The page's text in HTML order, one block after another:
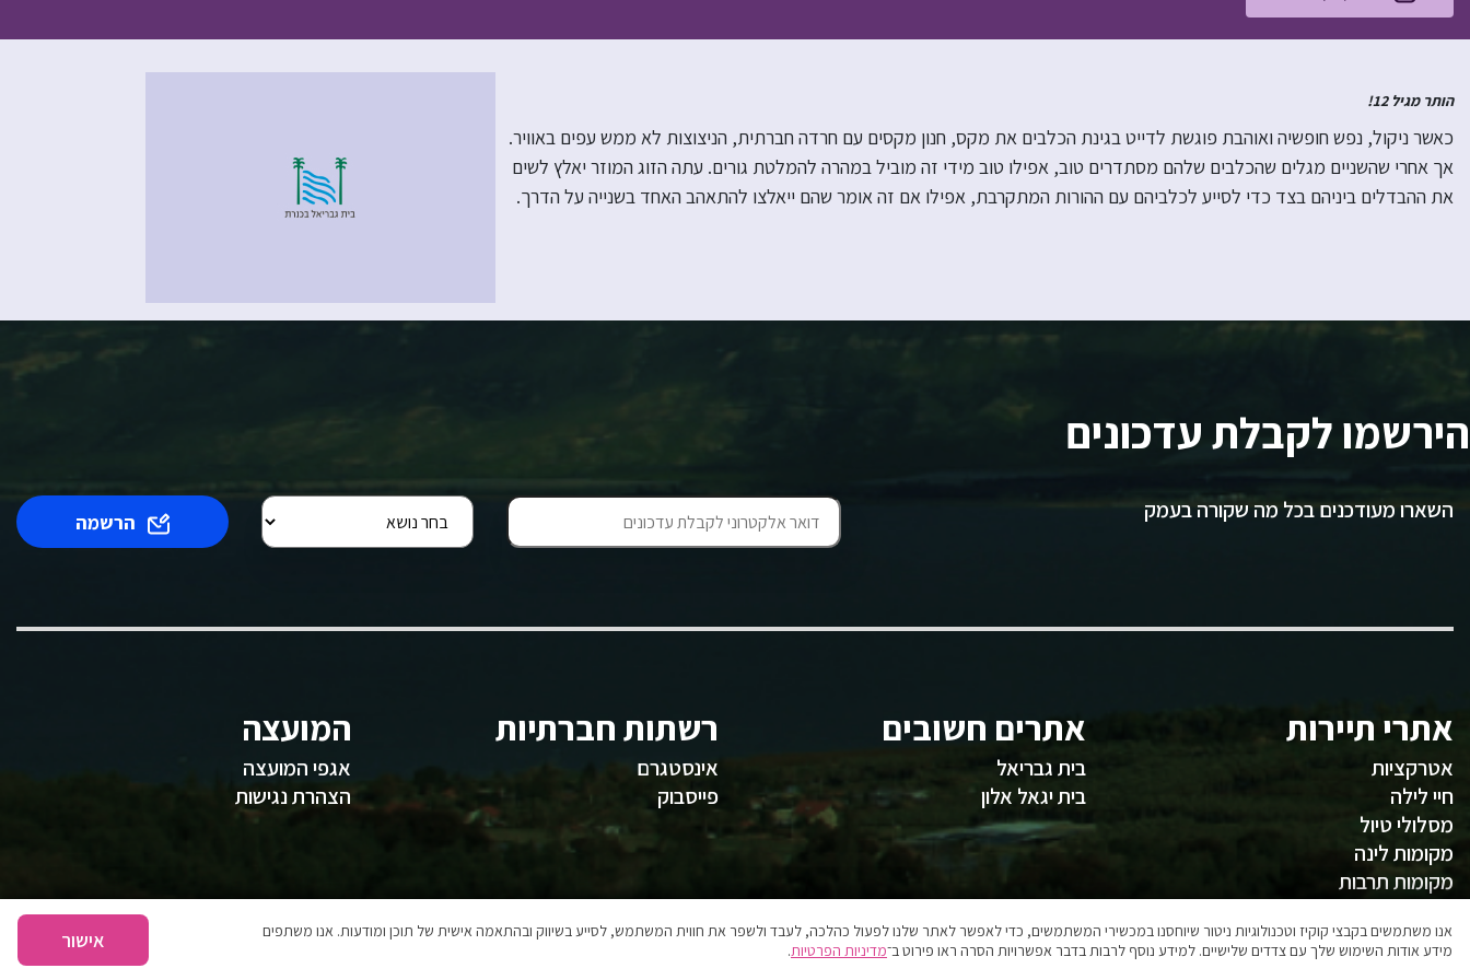
הותר מגיל 12!
כאשר ניקול, נפש חופשיה ואוהבת פוגשת לדייט בגינת הכלבים את מקס, חנון מקסים עם חרדה חברתית, הניצוצות לא ממש עפים באוויר.
אך אחרי שהשניים מגלים שהכלבים שלהם מסתדרים טוב, אפילו טוב מידי זה מוביל במהרה להמלטת גורים. עתה הזוג המוזר יאלץ לשים
את ההבדלים ביניהם בצד כדי לסייע לכלביהם עם ההורות המתקרבת, אפילו אם זה אומר שהם ייאלצו להתאהב האחד בשנייה על הדרך.
הירשמו לקבלת עדכונים
השארו מעודכנים בכל מה שקורה בעמק הרשמה
אתרי תיירות
אטרקציות
חיי לילה
מסלולי טיול
מקומות לינה
מקומות תרבות
אתרים חשובים
בית גבריאל
בית יגאל אלון
רשתות חברתיות
אינסטגרם
פייסבוק
המועצה
אגפי המועצה
הצהרת נגישות
אנו משתמשים בקבצי קוקיז וטכנולוגיות ניטור שיוחסנו במכשירי המשתמשים, כדי לאפשר לאתר שלנו לפעול כהלכה, לעבד ולשפר את חווית המשתמש, לסייע בשיווק ובהתאמה אישית של תוכן ומודעות. אנו משתפים
מידע אודות השימוש שלך עם צדדים שלישיים. למידע נוסף לרבות בדבר אפשרויות הסרה ראו פירוט ב־מדיניות הפרטיות. אישור